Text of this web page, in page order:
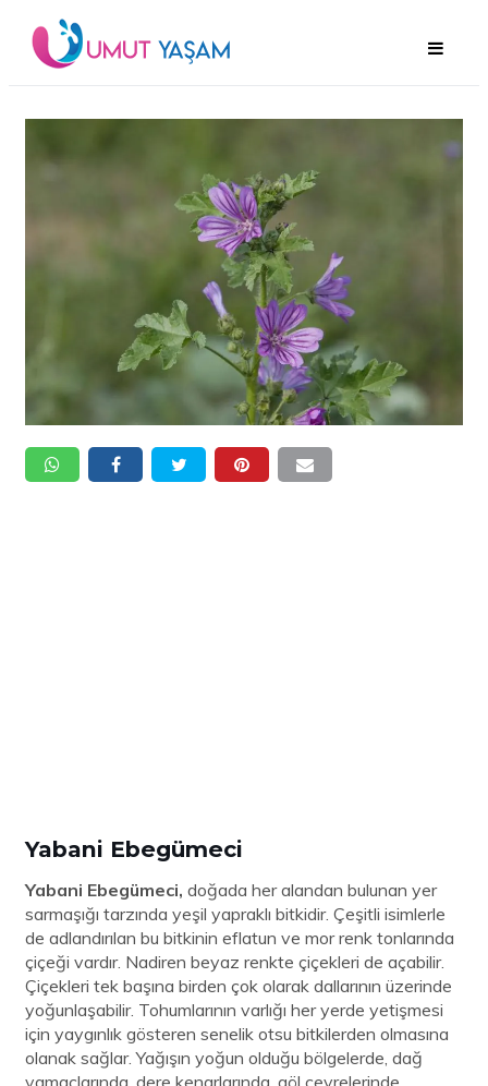
Yabani Ebegümeci
Yabani Ebegümeci, doğada her alandan bulunan yer
sarmaşığı tarzında yeşil yapraklı bitkidir. Çeşitli isimlerle
de adlandırılan bu bitkinin eflatun ve mor renk tonlarında
çiçeği vardır. Nadiren beyaz renkte çiçekleri de açabilir.
Çiçekleri tek başına birden çok olarak dallarının üzerinde
yoğunlaşabilir. Tohumlarının varlığı her yerde yetişmesi
için yaygınlık gösteren senelik otsu bitkilerden olmasına
olanak sağlar. Yağışın yoğun olduğu bölgelerde, dağ
yamaçlarında, dere kenarlarında, göl çevrelerinde,